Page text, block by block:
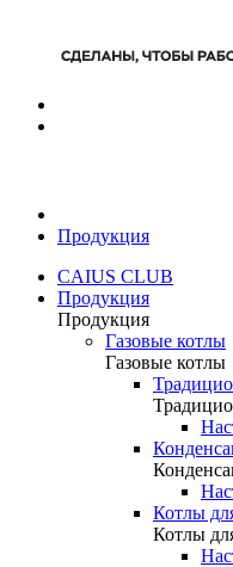
Продукция
CAIUS CLUB
Продукция
Продукция
Газовые котлы
Газовые котлы
Котлы
Котлы